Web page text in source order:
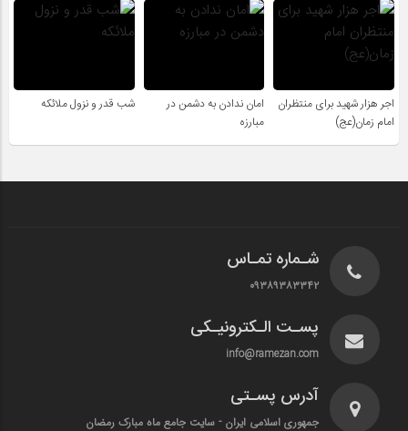
اجر هزار شهید برای منتظران
امام زمان(عج)
امان ندادن به دشمن در
مبارزه
شب قدر و نزول ملائکه
شـماره تمـاس
۰۹۳۸۹۳۸۳۳۴۲
پسـت الـکترونیـکی
info@ramezan.com
آدرس پسـتی
جمهوری اسلامی ایران - سایت جامع ماه مبارک رمضان